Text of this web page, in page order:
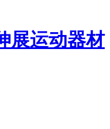
展运动器材